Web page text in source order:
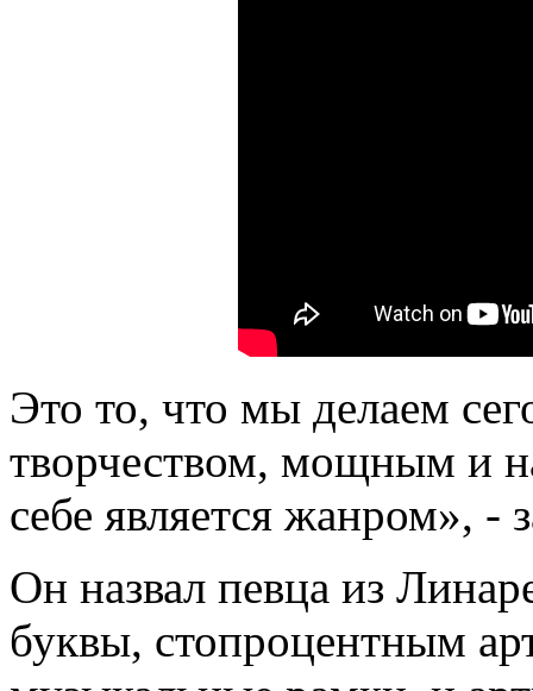
Это то, что мы делаем
творчеством, мощным и
себе является жанром», -
Он назвал певца из
буквы, стопроцентным